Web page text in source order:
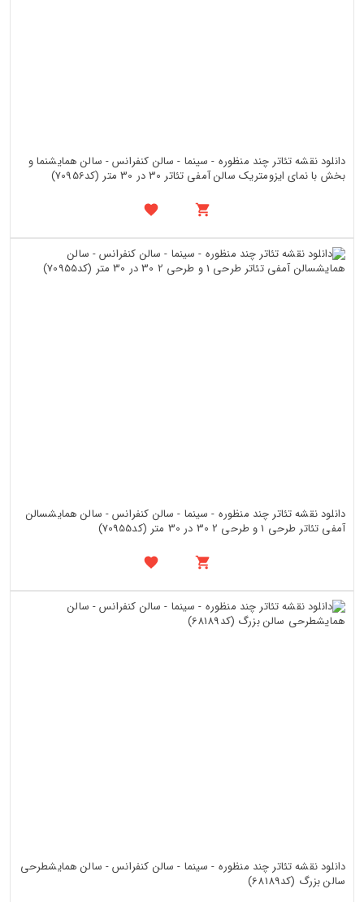
دانلود نقشه تئاتر چند منظوره - سینما - سالن کنفرانس - سالن همایشنما و
بخش با نمای ایزومتریک سالن آمفی تئاتر 30 در 30 متر (کد70956)
دانلود نقشه تئاتر چند منظوره - سینما - سالن کنفرانس - سالن همایشسالن
آمفی تئاتر طرحی 1 و طرحی 2 30 در 30 متر (کد70955)
دانلود نقشه تئاتر چند منظوره - سینما - سالن کنفرانس - سالن همایشطرحی
سالن بزرگ (کد68189)